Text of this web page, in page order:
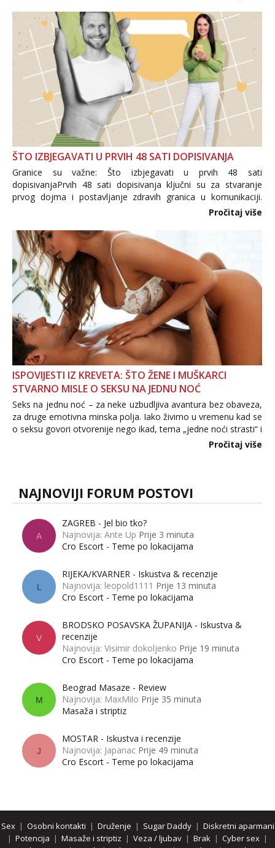
ŠTO IZBJEGAVATI U PRVIH 48 SATI DOPISIVANJA
Granice su važne: Što izbjegavati u prvih 48 sati
dopisivanjaPrvih 48 sati dopisivanja ključni su za stvaranje
prvog dojma i postavljanje zdravih granica u komunikaciji.
Važno je izbjeći prebrzo otkrivanje osobnih ili intimnih
informacija, jer nepoznata osoba još nije zaslužila to
povjerenje. Takođe...
Pročitaj više
ISPOVIJESTI IZ KREVETA: ŠTO ŽENE I MUŠKARCI
STVARNO MISLE O SEKSU NA JEDNU NOĆ
Seks na jednu noć – za neke uzbudljiva avantura bez obaveza,
za druge emotivna minska polja. Iako živimo u vremenu kad se
o seksu govori otvorenije nego ikad, tema „jedne noći strasti“ i
dalje izaziva burne rasprave. Što zapravo misle žene, a što
Pročitaj više
NAJNOVIJI FORUM POSTOVI
A
ZAGREB - Jel bio tko?
Najnovija: Ante Up Prije 3 minuta
Cro Escort - Teme po lokacijama
L
RIJEKA/KVARNER - Iskustva & recenzije
Najnovija: leopold1111 Prije 13 minuta
Cro Escort - Teme po lokacijama
V
BRODSKO POSAVSKA ŽUPANIJA - Iskustva &
recenzije
Najnovija: Visimir dokoljenko Prije 19 minuta
Cro Escort - Teme po lokacijama
M
Beograd Masaze - Review
Najnovija: MaxMilo Prije 35 minuta
Masaža i striptiz
J
MOSTAR - Iskustva i recenzije
Najnovija: Japanac Prije 49 minuta
Cro Escort - Teme po lokacijama
Sex| Osobni kontakti | Druženje | Sugar Daddy| Diskretni aparmani
| Potencija | Masaže i striptiz | Veza / ljubav | Brak | Cyber sex |